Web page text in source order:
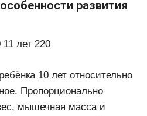
развития
10 лет относительно
Пропорционально
мышечная масса и